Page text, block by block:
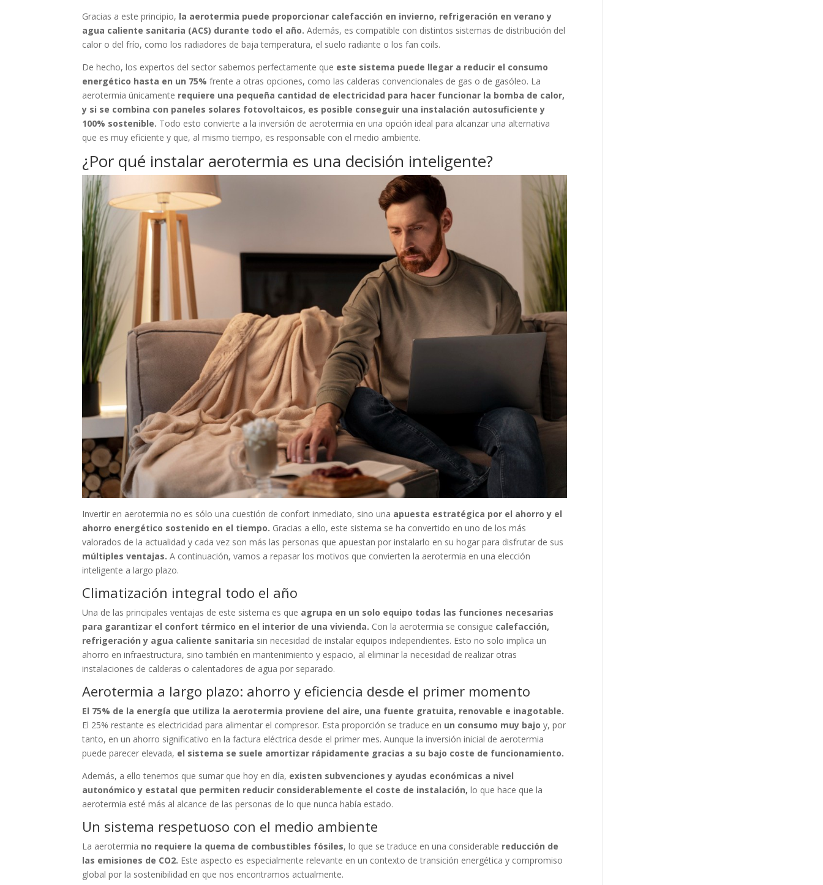
Gracias a este principio, la aerotermia puede proporcionar calefacción en invierno, refrigeración en verano y
agua caliente sanitaria (ACS) durante todo el año.Además, es compatible con distintos sistemas de distribución del
calor o del frío, como los radiadores de baja temperatura, el suelo radiante o los fan coils.
De hecho, los expertos del sector sabemos perfectamente que este sistema puede llegar a reducir el consumo
energético hasta en un 75%frente a otras opciones, como las calderas convencionales de gas o de gasóleo. La
aerotermia únicamente requiere una pequeña cantidad de electricidad para hacer funcionar la bomba de calor,
y si se combina con paneles solares fotovoltaicos, es posible conseguir una instalación autosuficiente y
100% sostenible. Todo esto convierte a la inversión de aerotermia en una opción ideal para alcanzar una alternativa
que es muy eficiente y que, al mismo tiempo, es responsable con el medio ambiente.
¿Por qué instalar aerotermia es una decisión inteligente?
Invertir en aerotermia no es sólo una cuestión de confort inmediato, sino una apuesta estratégica por el ahorro y el
ahorro energético sostenido en el tiempo. Gracias a ello, este sistema se ha convertido en uno de los más
valorados de la actualidad y cada vez son más las personas que apuestan por instalarlo en su hogar para disfrutar de sus
múltiples ventajas. A continuación, vamos a repasar los motivos que convierten la aerotermia en una elección
inteligente a largo plazo.
Climatización integral todo el año
Una de las principales ventajas de este sistema es que agrupa en un solo equipo todas las funciones necesarias
para garantizar el confort térmico en el interior de una vivienda. Con la aerotermia se consigue calefacción,
refrigeración y agua caliente sanitaria sin necesidad de instalar equipos independientes. Esto no solo implica un
ahorro en infraestructura, sino también en mantenimiento y espacio, al eliminar la necesidad de realizar otras
instalaciones de calderas o calentadores de agua por separado.
Aerotermia a largo plazo: ahorro y eficiencia desde el primer momento
El 75% de la energía que utiliza la aerotermia proviene del aire, una fuente gratuita, renovable e inagotable.
El 25% restante es electricidad para alimentar el compresor. Esta proporción se traduce en un consumo muy bajo y, por
tanto, en un ahorro significativo en la factura eléctrica desde el primer mes. Aunque la inversión inicial de aerotermia
puede parecer elevada, el sistema se suele amortizar rápidamente gracias a su bajo coste de funcionamiento.
Además, a ello tenemos que sumar que hoy en día, existen subvenciones y ayudas económicas a nivel
autonómico y estatal que permiten reducir considerablemente el coste de instalación, lo que hace que la
aerotermia esté más al alcance de las personas de lo que nunca había estado.
Un sistema respetuoso con el medio ambiente
La aerotermia no requiere la quema de combustibles fósiles, lo que se traduce en una considerable reducción de
las emisiones de CO2. Este aspecto es especialmente relevante en un contexto de transición energética y compromiso
global por la sostenibilidad en que nos encontramos actualmente.